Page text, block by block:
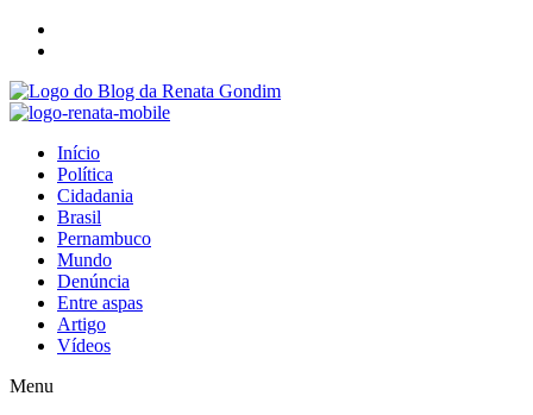
Início
Política
Cidadania
Brasil
Pernambuco
Mundo
Denúncia
Entre aspas
Artigo
Vídeos
Menu